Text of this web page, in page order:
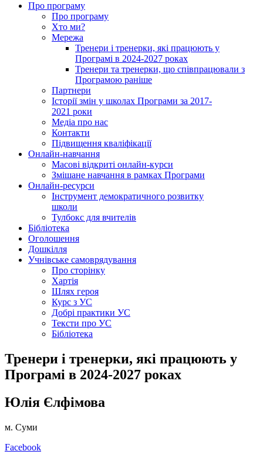
Про програму
Про програму
Хто ми?
Мережа
Тренери і тренерки, які працюють у
Програмі в 2024-2027 роках
Тренери та тренерки, що співпрацювали з
Програмою раніше
Партнери
Історії змін у школах Програми за 2017-
2021 роки
Медіа про нас
Контакти
Підвищення кваліфікації
Онлайн-навчання
Масові відкриті онлайн-курси
Змішане навчання в рамках Програми
Онлайн-ресурси
Інструмент демократичного розвитку
школи
Тулбокс для вчителів
Бібліотека
Оголошення
Дошкілля
Учнівське самоврядування
Про сторінку
Хартія
Шлях героя
Курс з УС
Добрі практики УС
Тексти про УС
Бібліотека
Тренери і тренерки, які працюють у
Програмі в 2024-2027 роках
Юлія Єлфімова
м. Суми
Facebook